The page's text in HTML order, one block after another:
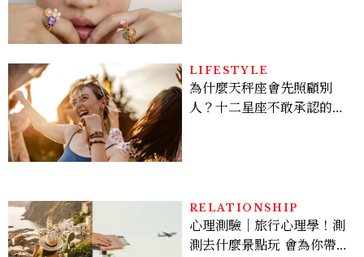
LIFESTYLE
為什麼天秤座會先照顧別
人？十二星座不敢承認的一
RELATIONSHIP
心理測驗｜旅行心理學！測
測去什麼景點玩 會為你帶來